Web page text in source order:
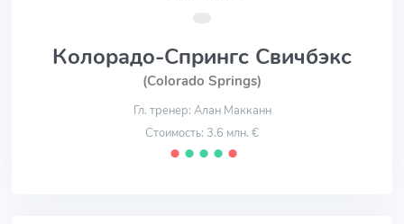
Колорадо-Спрингс Свичбэкс
(Colorado Springs)
Гл. тренер: Алан Макканн
Стоимость: 3.6 млн. €
⬤ ⬤ ⬤ ⬤ ⬤